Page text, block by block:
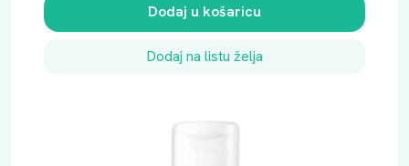
Dodaj u košaricu
Dodaj na listu želja